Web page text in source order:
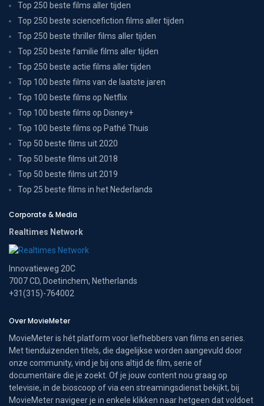
Top 250 beste films aller tijden
Top 250 beste sciencefiction films aller tijden
Top 250 beste thriller films aller tijden
Top 250 beste familie films aller tijden
Top 250 beste actie films aller tijden
Top 100 beste films van de laatste jaren
Top 100 beste films op Netflix
Top 100 beste films op Disney+
Top 100 beste films op Pathé Thuis
Top 50 beste films uit 2020
Top 50 beste films uit 2018
Top 50 beste films uit 2019
Top 25 beste films in het Nederlands
Corporate & Media
Realtimes Network
Innovatieweg 20C
7007 CD, Doetinchem, Netherlands
+31(315)-764002
Over MovieMeter
MovieMeter is hét platform voor liefhebbers van films en series.
Met tienduizenden titels, die dagelijkse worden aangevuld door
onze community, vind je bij ons altijd de film, serie of
documentaire die je zoekt. Of je jouw content nou graag op
televisie, in de bioscoop of via een streamingsdienst bekijkt, bij
MovieMeter navigeer je in enkele klikken naar hetgeen dat voldoet